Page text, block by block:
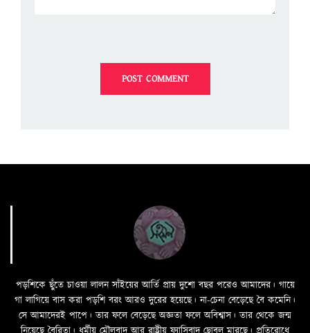
পড়শিকে ছুঁতে চাওয়া লালন সাঁইয়ের আর্তি প্রায় দুশো বছর পরেও আমাদের। গায়ে
গা লাগিয়ে বাস করা পড়শি বরং আরও দুরের হয়েছে। না-চেনা বেড়েছে বৈ কমেনি।
সে আমাদেরই পাপে। তার ফলে বেড়েছে অজ্ঞতা ফলে অবিশ্বাস। তার থেকে জন্ম